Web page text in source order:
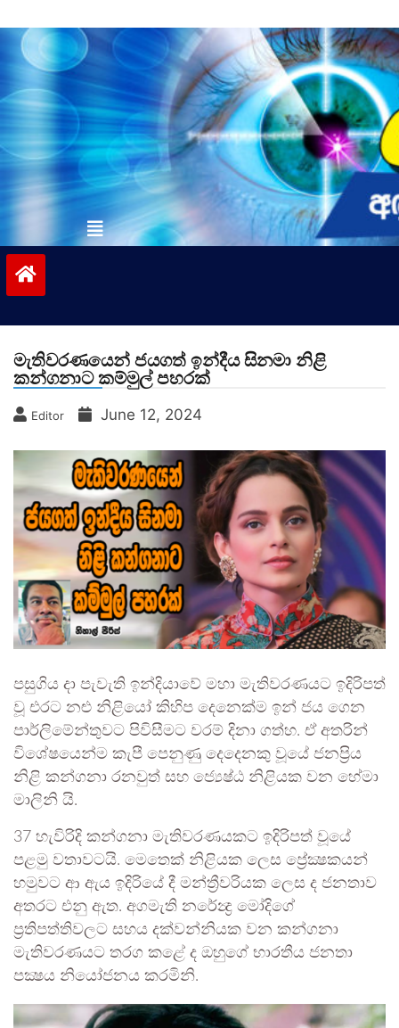
to
contentvinivida.lk
මැතිවරණයෙන් ජයගත් ඉන්දීය සිනමා නිළි
කන්ගනාට කම්මුල් පහරක්
Editor June 12, 2024
පසුගිය දා පැවැති ඉන්දියාවේ මහා මැතිවරණයට ඉදිරිපත්
වූ එරට නළු නිළියෝ කිහිප දෙනෙක්ම ඉන් ජය ගෙන
පාර්ලිමේන්තුවට පිවිසීමට වරම් දිනා ගත්හ. ඒ අතරින්
විශේෂයෙන්ම කැපී පෙනුණු දෙදෙනකු වූයේ ජනප්‍රිය
නිළි කන්ගනා රනවුත් සහ ජ්‍යෙෂ්ඨ නිළියක වන හේමා
මාලිනි යි.
37 හැවිරිදි කන්ගනා මැතිවරණයකට ඉදිරිපත් වූයේ
පළමු වතාවටයි. මෙතෙක් නිළියක ලෙස ප්‍රේක්‍ෂකයන්
හමුවට ආ ඇය ඉදිරියේ දී මන්ත්‍රීවරියක ලෙස ද ජනතාව
අතරට එනු ඇත. අගමැති නරේන්‍ද්‍ර මෝදිගේ
ප්‍රතිපත්තිවලට සහය දක්වන්නියක වන කන්ගනා
මැතිවරණයට තරග කළේ ද ඔහුගේ භාරතීය ජනතා
පක්‍ෂය නියෝජනය කරමිනි.